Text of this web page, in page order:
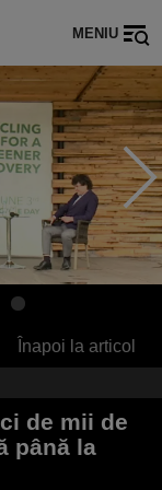
MENIU
Înapoi la articol
de mii de
până la